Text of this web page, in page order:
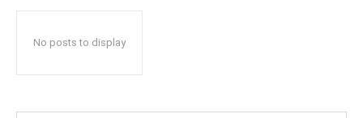
No posts to display